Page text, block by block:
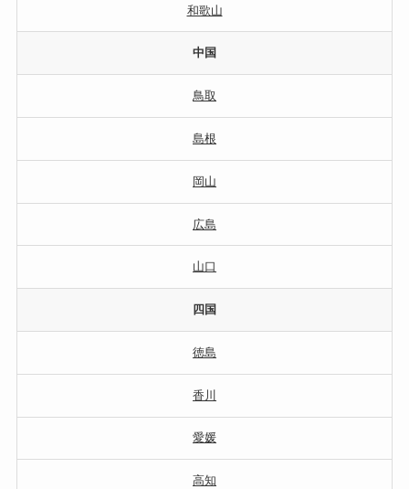
和歌山
中国
鳥取
島根
岡山
広島
山口
四国
徳島
香川
愛媛
高知